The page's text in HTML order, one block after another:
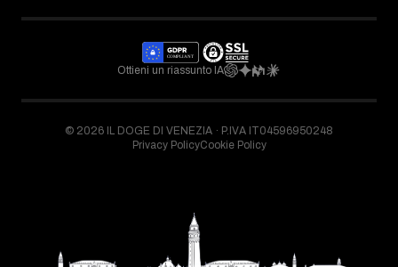
Ottieni un riassunto IA
© 2026 IL DOGE DI VENEZIA · P.IVA IT04596950248
Privacy PolicyCookie Policy